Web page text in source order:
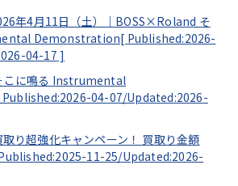
年4月11日（土）｜BOSS×Roland そ
Demonstration[ Published:2026-
04-17 ]
こに鳴る Instrumental
Published:2026-04-07/Updated:2026-
り超強化キャンペーン！ 買取り金額
11-25/Updated:2026-